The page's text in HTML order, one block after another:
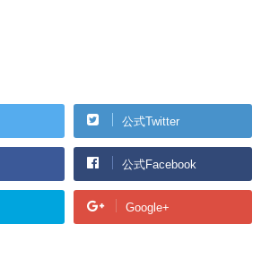
公式Twitter
公式Facebook
Google+